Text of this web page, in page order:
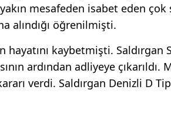
mesafeden isabet eden çok
alındığı öğrenilmişti.
kaybetmişti. Saldırgan
ardından adliyeye çıkarıldı.
verdi. Saldırgan Denizli D